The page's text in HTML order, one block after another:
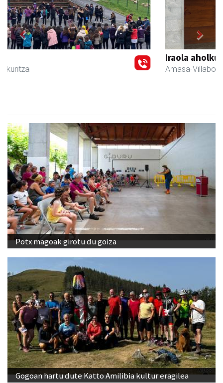
Amasa-Villabona
Previous Next
Potx magoak girotu du goiza
Gogoan hartu dute Katto Amilibia kultur eragilea